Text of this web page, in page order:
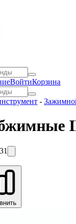
ВойтиКорзина
-